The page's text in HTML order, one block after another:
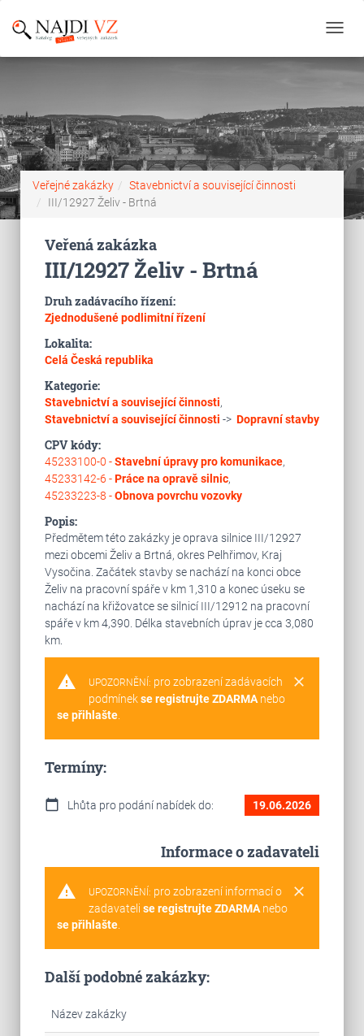
Veřejné zakázky
Stavebnictví a související činnosti
III/12927 Želiv - Brtná
Veřená zakázka
III/12927 Želiv - Brtná
Druh zadávacího řízení:
Zjednodušené podlimitní řízení
Lokalita:
Celá Česká republika
Kategorie:
Stavebnictví a související činnosti,
Stavebnictví a související činnosti -> Dopravní stavby
CPV kódy:
45233100-0 -Stavební úpravy pro komunikace,
45233142-6 -Práce na opravě silnic,
45233223-8 -Obnova povrchu vozovky
Popis:
Předmětem této zakázky je oprava silnice III/12927
mezi obcemi Želiv a Brtná, okres Pelhřimov, Kraj
Vysočina. Začátek stavby se nachází na konci obce
Želiv na pracovní spáře v km 1,310 a konec úseku se
nachází na křižovatce se silnicí III/12912 na pracovní
spáře v km 4,390. Délka stavebních úprav je cca 3,080
km.
warning clear
UPOZORNĚNÍ: pro zobrazení zadávacích
podmínekse registrujte ZDARMAnebo
se přihlašte.
Termíny:
calendar_today Lhůta pro podání nabídek do: 19.06.2026
Informace o zadavateli
warning clear
UPOZORNĚNÍ: pro zobrazení informací o
zadavateli se registrujte ZDARMAnebo
se přihlašte.
Další podobné zakázky:
Název zakázky